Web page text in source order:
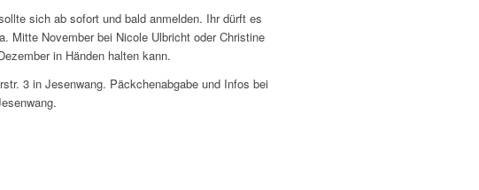
sich ab sofort und bald anmelden. Ihr dürft es
Mitte November bei Nicole Ulbricht oder Christine
in Händen halten kann.
3 in Jesenwang. Päckchenabgabe und Infos bei